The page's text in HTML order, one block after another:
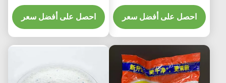
الأنزيمات البيولوجية لإزالة
البقع
احصل على أفضل سعر
غسيل الملابس
احصل على أفضل سعر